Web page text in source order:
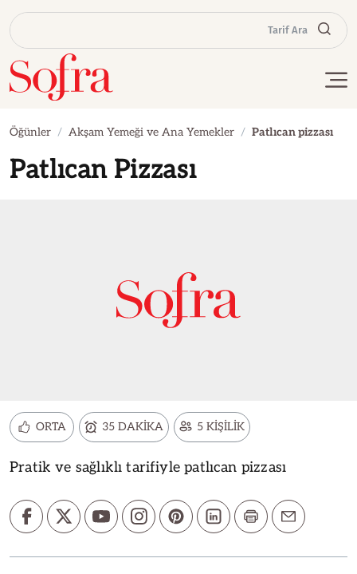
Tarif Ara
Öğünler Akşam Yemeği ve Ana Yemekler Patlıcan pizzası
Patlıcan Pizzası
ORTA 35 DAKİKA 5 KİŞİLİK
Pratik ve sağlıklı tarifiyle patlıcan pizzası